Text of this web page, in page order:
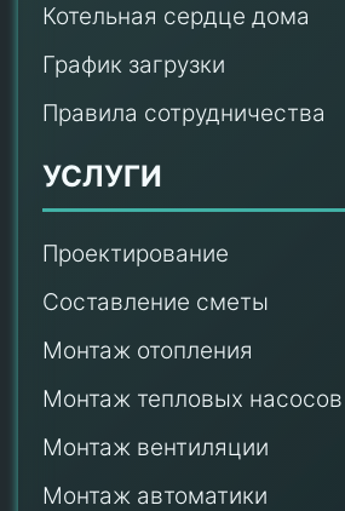
Котельная сердце дома
График загрузки
Правила сотрудничества
УСЛУГИ
Проектирование
Составление сметы
Монтаж отопления
Монтаж тепловых насосов
Монтаж вентиляции
Монтаж автоматики